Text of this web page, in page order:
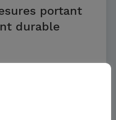
portant
durable